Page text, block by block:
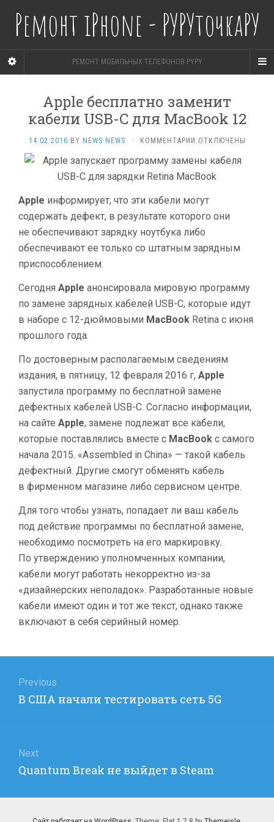
Ремонт iPhone - РУРУточкаРУ
РЕМОНТ МОБИЛЬНЫХ ТЕЛЕФОНОВ PYPY
Apple бесплатно заменит
кабели USB-C для MacBook 12
14.02.2016 BY NEWS NEWS · КОММЕНТАРИИ К
APPLE
БЕСПЛАТНО
КАБЕЛИ
C
ДЛЯ
MACBOOK
ОТКЛЮЧЕНЫ
Apple информирует, что эти кабели могут
содержать дефект, в результате которого они
не обеспечивают зарядку ноутбука либо
обеспечивают ее только со штатным зарядным
приспособлением.
Сегодня Apple анонсировала мировую программу
по замене зарядных кабелей USB-C, которые идут
в наборе с 12-дюймовыми MacBook Retina с июня
прошлого года.
По достоверным располагаемым сведениям
издания, в пятницу, 12 февраля 2016 г, Apple
запустила программу по бесплатной замене
дефектных кабелей USB-C. Согласно информации,
на сайте Apple, замене подлежат все кабели,
которые поставлялись вместе с MacBook с самого
начала 2015. «Assembled in China» — такой кабель
дефектный. Другие смогут обменять кабель
в фирменном магазине либо сервисном центре.
Для того чтобы узнать, попадает ли ваш кабель
под действие программы по бесплатной замене,
необходимо посмотреть на его маркировку.
По утверждению уполномченных компании,
кабели могут работать некорректно из-за
«дизайнерских неполадок». Разработанные новые
кабели имеют один и тот же текст, однако также
включают в себя серийный номер.
по
записям
Previous
Previous
В США начали тестировать сеть 5G
Next
Next
Quantum Break не выйдет в Steam